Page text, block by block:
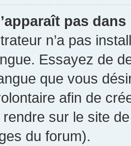
pas
n’a pas
Essayez de
que vous
afin de
sur le site
du forum).